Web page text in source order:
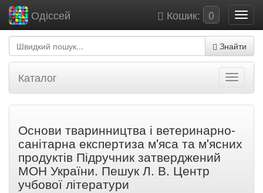
Кошик: 0
Одіссей
Знайти
Каталог
Основи тваринництва і ветеринарно-
санітарна експертиза м'яса та м'ясних
продуктів Підручник затверджений
МОН України. Пешук Л. В. Центр
учбової літератури